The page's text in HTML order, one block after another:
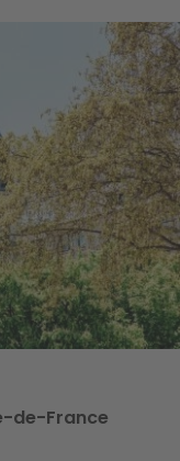
de-France